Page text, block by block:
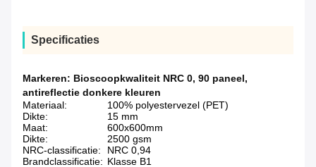
Specificaties
Markeren: Bioscoopkwaliteit NRC 0, 90 paneel,
antireflectie donkere kleuren
Materiaal:
100% polyestervezel (PET)
Dikte:
15 mm
Maat:
600x600mm
Dikte:
2500 gsm
NRC-classificatie:
NRC 0,94
Brandclassificatie: Klasse B1